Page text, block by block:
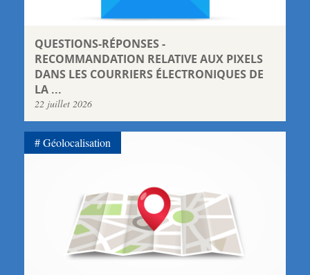
QUESTIONS-RÉPONSES -
RECOMMANDATION RELATIVE AUX PIXELS
DANS LES COURRIERS ÉLECTRONIQUES DE
LA ...
22 juillet 2026
Géolocalisation